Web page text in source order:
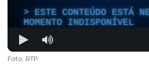
ESTE CONTEÚDO ESTÁ
MOMENTO INDISPONÍVEL
Foto: RTP